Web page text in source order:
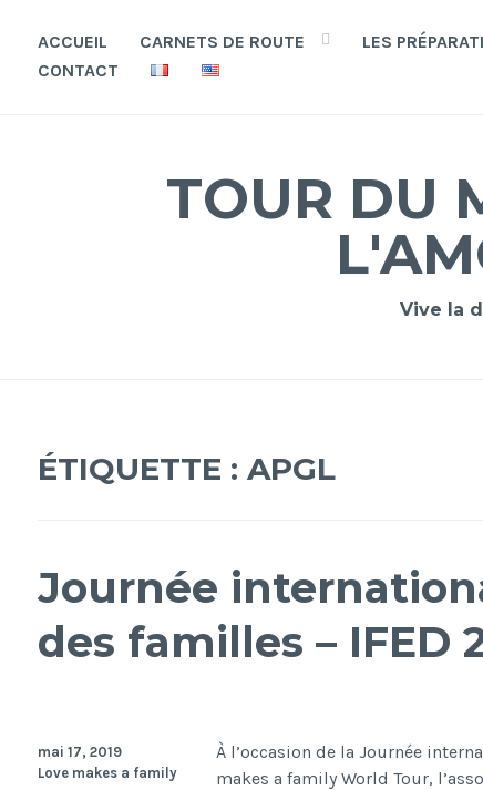
contenu
ACCUEIL CARNETS DE ROUTE LES
CONTACT
TOUR DU
Vive la
ÉTIQUETTE : APGL
Journée
des familles – IFED
À l’occasion de la Journée
makes a family World Tour,
mai 17, 2019
Love makes a family